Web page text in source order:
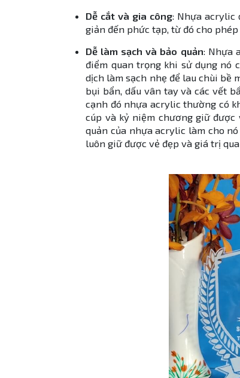
Dễ cắt và gia công: Nhựa acrylic
giản đến phức tạp, từ đó cho
Dễ làm sạch và bảo quản: Nhựa
điểm quan trọng khi sử dụng nó
dịch làm sạch nhẹ để lau chùi bề
bụi bẩn, dấu vân tay và các vết
cạnh đó nhựa acrylic thường có
cúp và kỷ niệm chương giữ
quản của nhựa acrylic làm cho
luôn giữ được vẻ đẹp và giá trị